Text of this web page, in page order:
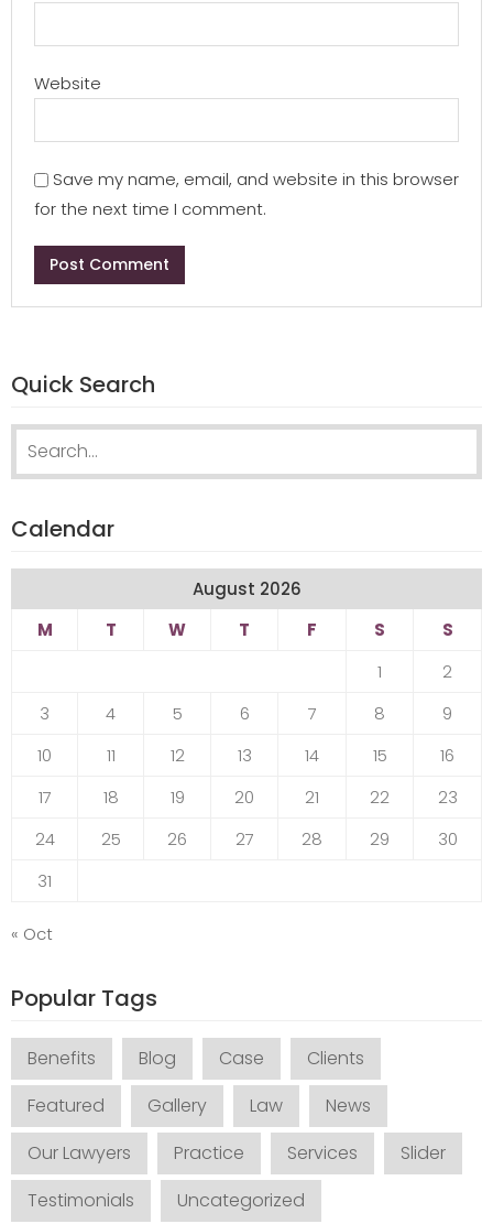
Website
Save my name, email, and website in this browser
for the next time I comment.
Quick Search
Search
Calendar
August 2026
M
T W T F S
S
1
2
3
4 5 6 7 8
9
10
11 12 13 14 15
16
17
18 19 20 21 22
23
24
25 26 27 28 29
30
31
« Oct
Popular Tags
Benefits Blog Case
Clients
Featured
Gallery Law
News
Our Lawyers
Practice Services
Slider
Testimonials
Uncategorized